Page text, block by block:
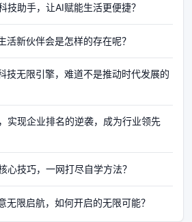
技助手，让AI赋能生活更便捷？
活新伙伴会是怎样的存在呢？
技无限引擎，难道不是推动时代发展的
实现企业排名的逆袭，成为行业领先
心技巧，一网打尽自学方法？
无限启航，如何开启的无限可能？